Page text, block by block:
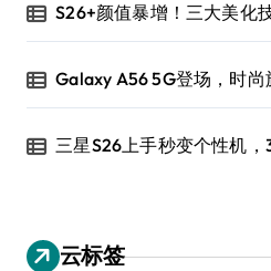
S26+颜值暴增！三大美化
Galaxy A56 5G登场，时尚
三星S26上手秒变个性机，
云标签